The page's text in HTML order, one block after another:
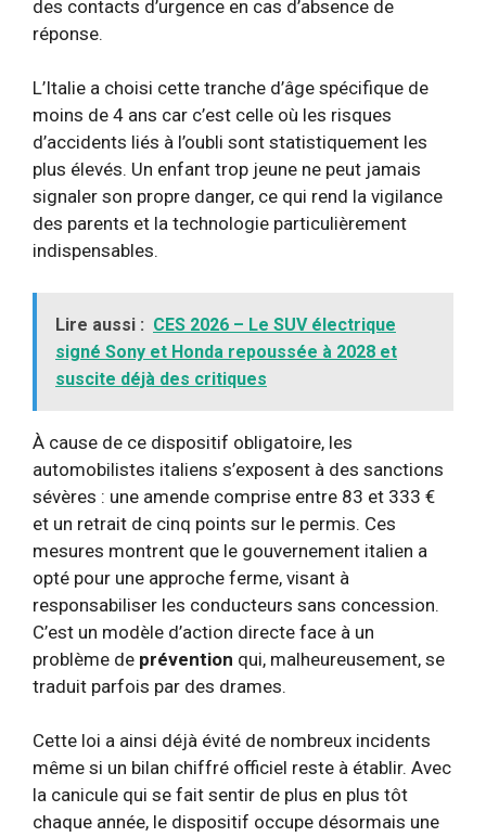
des contacts d’urgence en cas d’absence de
réponse.
L’Italie a choisi cette tranche d’âge spécifique de
moins de 4 ans car c’est celle où les risques
d’accidents liés à l’oubli sont statistiquement les
plus élevés. Un enfant trop jeune ne peut jamais
signaler son propre danger, ce qui rend la vigilance
des parents et la technologie particulièrement
indispensables.
Lire aussi : CES 2026 – Le SUV électrique
signé Sony et Honda repoussée à 2028 et
suscite déjà des critiques
À cause de ce dispositif obligatoire, les
automobilistes italiens s’exposent à des sanctions
sévères : une amende comprise entre 83 et 333 €
et un retrait de cinq points sur le permis. Ces
mesures montrent que le gouvernement italien a
opté pour une approche ferme, visant à
responsabiliser les conducteurs sans concession.
C’est un modèle d’action directe face à un
problème de prévention qui, malheureusement, se
traduit parfois par des drames.
Cette loi a ainsi déjà évité de nombreux incidents
même si un bilan chiffré officiel reste à établir. Avec
la canicule qui se fait sentir de plus en plus tôt
chaque année, le dispositif occupe désormais une